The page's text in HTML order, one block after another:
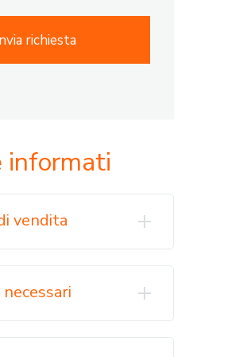
richiesta
informati
vendita